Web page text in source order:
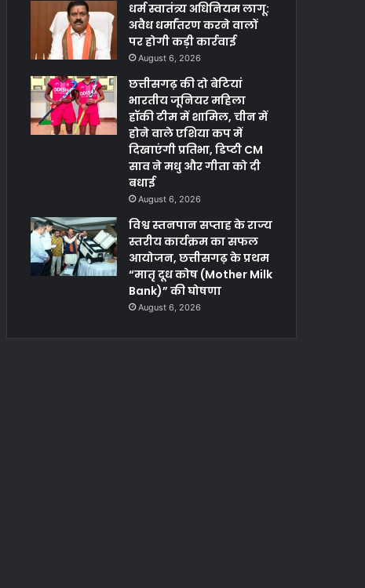
धर्म स्वातंत्र्य अधिनियम लागू:
अवैध धर्मांतरण करने वालों
पर होगी कड़ी कार्रवाई
August 6, 2026
छत्तीसगढ़ की दो बेटियां
भारतीय जूनियर महिला
हॉकी टीम में शामिल, चीन में
होने वाले एशिया कप में
दिखाएंगी प्रतिभा, डिप्टी CM
साव ने मधु और गीता को दी
बधाई
August 6, 2026
विश्व स्तनपान सप्ताह के राज्य
स्तरीय कार्यक्रम का सफल
आयोजन, छत्तीसगढ़ के प्रथम
“मातृ दूध कोष (Mother Milk
Bank)” की घोषणा
August 6, 2026